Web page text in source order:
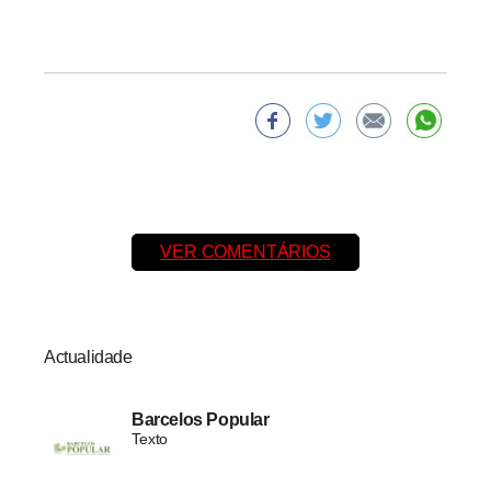
VER COMENTÁRIOS
Actualidade
Barcelos Popular
Texto